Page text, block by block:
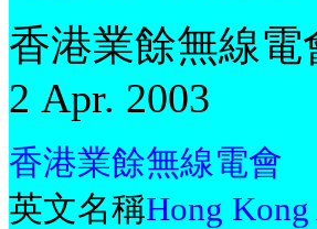
香港業餘無線
2 Apr. 2003
香港業餘無線電會
英文名稱Hong